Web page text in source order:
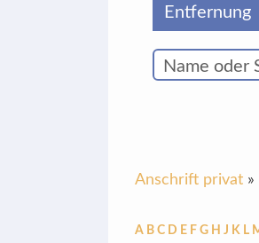
Anschrift privat »
A B C D E F G H J K L